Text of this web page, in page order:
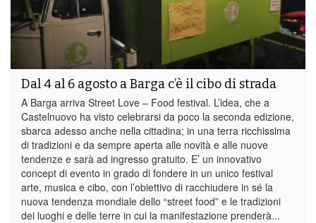
Dal 4 al 6 agosto a Barga c’è il cibo di strada
A Barga arriva Street Love – Food festival. L’idea, che a
Castelnuovo ha visto celebrarsi da poco la seconda edizione,
sbarca adesso anche nella cittadina; in una terra ricchissima
di tradizioni e da sempre aperta alle novità e alle nuove
tendenze e sarà ad ingresso gratuito. E’ un innovativo
concept di evento in grado di fondere in un unico festival
arte, musica e cibo, con l’obiettivo di racchiudere in sé la
nuova tendenza mondiale dello “street food” e le tradizioni
dei luoghi e delle terre in cui la manifestazione prenderà...